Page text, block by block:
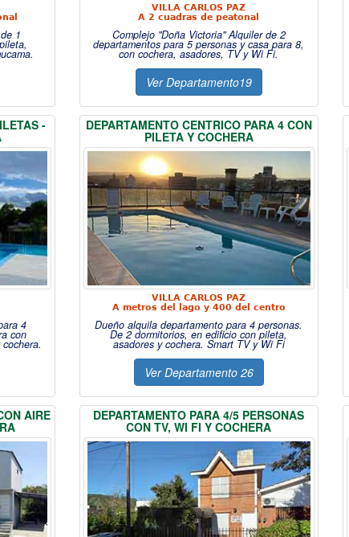
1
VILLA CARLOS PAZ
A 2 cuadras de peatonal
Complejo "Doña Victoria" Alquiler de 2
departamentos para 5 personas y casa para 8,
con cochera, asadores, TV y Wi Fi.
Ver Departamento19
-
4
con
DEPARTAMENTO CENTRICO PARA 4 CON
PILETA Y COCHERA
VILLA CARLOS PAZ
A metros del lago y 400 del centro
Dueño alquila departamento para 4 personas.
De 2 dormitorios, en edificio con pileta,
asadores y cochera. Smart TV y Wi Fi
Ver Departamento 26
AIRE DEPARTAMENTO PARA 4/5 PERSONAS
CON TV, WI FI Y COCHERA